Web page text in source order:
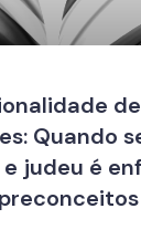
de
Quando
e judeu é